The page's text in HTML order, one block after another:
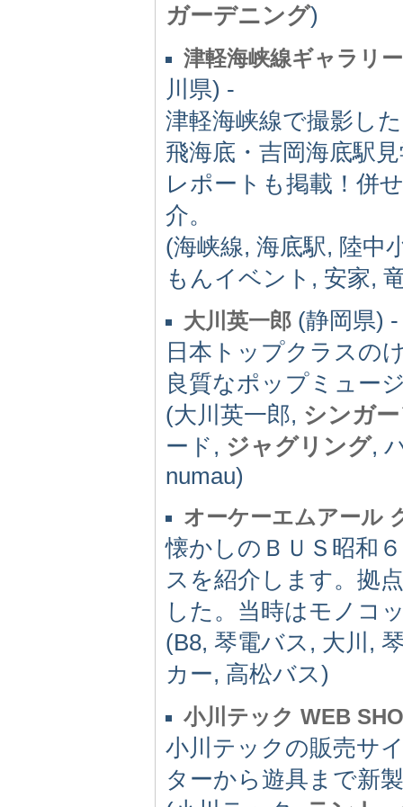
ガーデニング)
津軽海峡線ギャラリ
川県) -
津軽海峡線で撮影し
飛海底・吉岡海底駅
レポートも掲載！併
介。
(海峡線, 海底駅, 陸中
もんイベント, 安家,
大川英一郎 (静岡県) -
日本トップクラスの
良質なポップミュー
(大川英一郎, シンガ
ード, ジャグリング,
numau)
オーケーエムアール
懐かしのＢＵＳ昭和
スを紹介します。拠
した。当時はモノコ
(B8, 琴電バス, 大川,
カー, 高松バス)
小川テック WEB
小川テックの販売サ
ターから遊具まで新